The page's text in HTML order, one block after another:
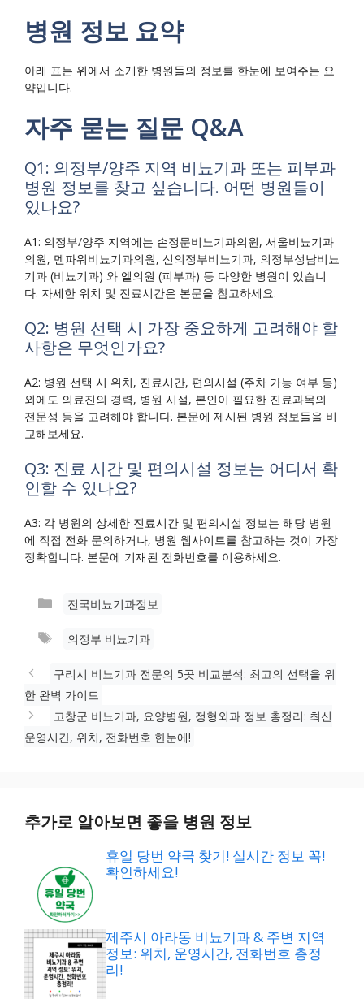
병원 정보 요약
아래 표는 위에서 소개한 병원들의 정보를 한눈에 보여주는 요
약입니다.
자주 묻는 질문 Q&A
Q1: 의정부/양주 지역 비뇨기과 또는 피부과
병원 정보를 찾고 싶습니다. 어떤 병원들이
있나요?
A1: 의정부/양주 지역에는 손정문비뇨기과의원, 서울비뇨기과
의원, 멘파워비뇨기과의원, 신의정부비뇨기과, 의정부성남비뇨
기과 (비뇨기과) 와 엘의원 (피부과) 등 다양한 병원이 있습니
다. 자세한 위치 및 진료시간은 본문을 참고하세요.
Q2: 병원 선택 시 가장 중요하게 고려해야 할
사항은 무엇인가요?
A2: 병원 선택 시 위치, 진료시간, 편의시설 (주차 가능 여부 등)
외에도 의료진의 경력, 병원 시설, 본인이 필요한 진료과목의
전문성 등을 고려해야 합니다. 본문에 제시된 병원 정보들을 비
교해보세요.
Q3: 진료 시간 및 편의시설 정보는 어디서 확
인할 수 있나요?
A3: 각 병원의 상세한 진료시간 및 편의시설 정보는 해당 병원
에 직접 전화 문의하거나, 병원 웹사이트를 참고하는 것이 가장
정확합니다. 본문에 기재된 전화번호를 이용하세요.
카
고
전국비뇨기과정보
태
의정부 비뇨기과
구리시 비뇨기과 전문의 5곳 비교분석: 최고의 선택을 위
한 완벽 가이드
고창군 비뇨기과, 요양병원, 정형외과 정보 총정리: 최신
운영시간, 위치, 전화번호 한눈에!
추가로 알아보면 좋을 병원 정보
휴일 당번 약국 찾기! 실시간 정보 꼭!
확인하세요!
제주시 아라동 비뇨기과 & 주변 지역
정보: 위치, 운영시간, 전화번호 총정
리!